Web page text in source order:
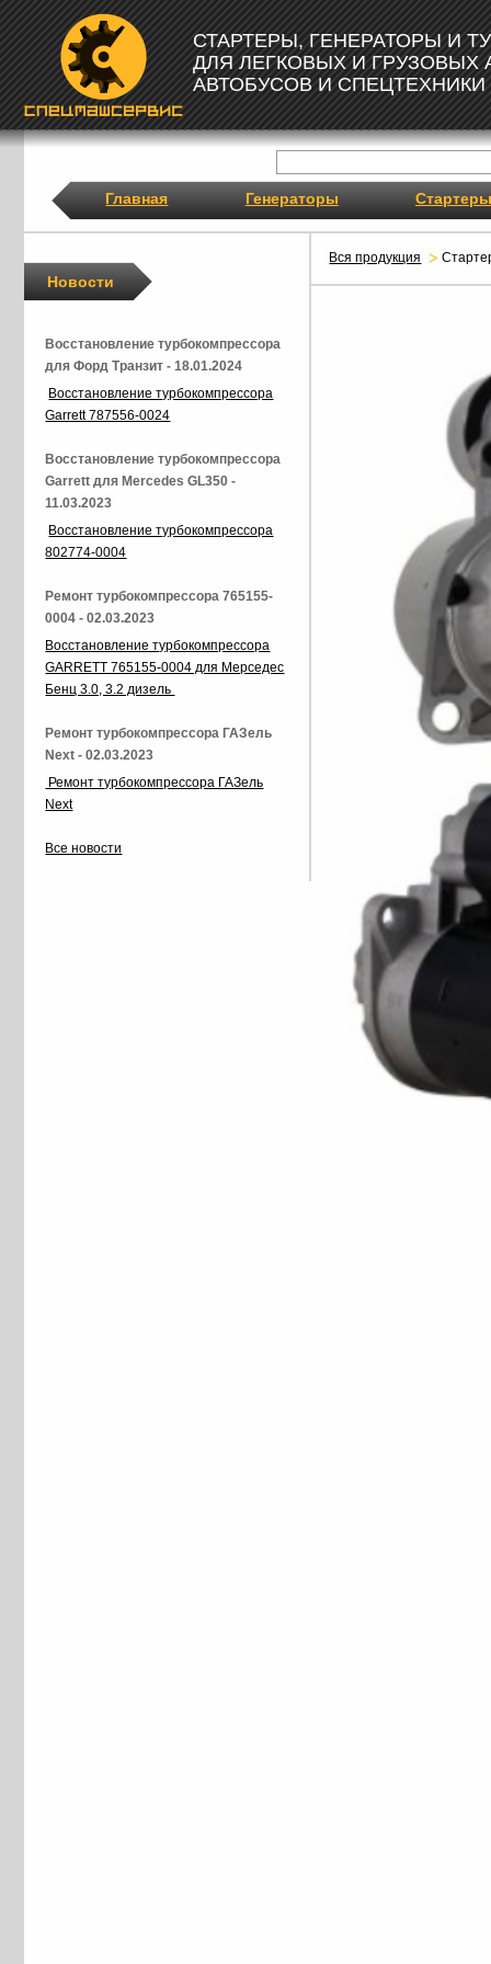
СТАРТЕРЫ, ГЕНЕРАТОРЫ И
ДЛЯ ЛЕГКОВЫХ И ГРУЗОВЫХ
АВТОБУСОВ И СПЕЦТЕХНИКИ
Главная Генераторы Стартеры
Вся продукция
Новости
Восстановление турбокомпрессора
для Форд Транзит - 18.01.2024
Восстановление турбокомпрессора
Garrett 787556-0024
Восстановление турбокомпрессора
Garrett для Mercedes GL350 -
11.03.2023
Восстановление турбокомпрессора
802774-0004
Ремонт турбокомпрессора 765155-
0004 - 02.03.2023
Восстановление турбокомпрессора
GARRETT 765155-0004 для Мерседес
Бенц 3.0, 3.2 дизель
Ремонт турбокомпрессора ГАЗель
Next - 02.03.2023
Ремонт турбокомпрессора ГАЗель
Next
Все новости